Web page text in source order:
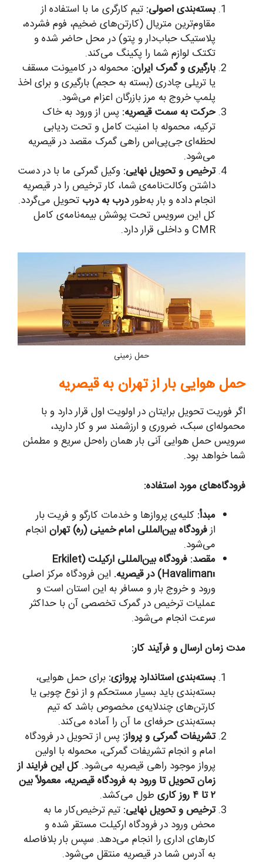
بسته‌بندی اصولی: تیم کارگری ما با استفاده از
مقاوم‌ترین متریال (کارتن‌های ضخیم، فوم فشرده،
پلاستیک حباب‌دار و پتو) در محل حاضر شده و
تکتک لوازم شما را پکینگ می‌کند.
بارگیری و گمرک ایران: محموله در کامیونت مسقف
یا تریلی چادری (بسته به حجم) بارگیری و برای اخذ
پلمپ خروج به مرز بازرگان اعزام می‌شود.
حرکت به سمت قیصریه: پس از ورود به خاک
ترکیه، محموله با امنیت کامل و تحت ردیابی
لحظه‌ای جی‌پی‌اس راهی گمرک مقصد در قیصریه
می‌شود.
ترخیص و تحویل نهایی: وکیل گمرکی ما با در دست
داشتن وکالت‌نامه‌ی شما، کار ترخیص را در قیصریه
انجام داده و بار به‌طوردرب به درب تحویل می‌گردد.
کل این سرویس تحت پوشش بیمه‌نامه‌ی کامل
CMR و داخلی قرار دارد.
حمل زمینی
حمل هوایی بار از تهران به قیصریه
اگر فوریت تحویل برایتان در اولویت اول قرار دارد و با
محموله‌ای سبک، ضروری و ارزشمند سر و کار دارید،
سرویس حمل هوایی آنی بار همان راه‌حل سریع و مطمئن
شما خواهد بود.
فرودگاه‌های مورد استفاده:
مبدأ: کلیه‌ی پروازها و خدمات کارگو و فریت بار
ازفرودگاه بین‌المللی امام خمینی (ره) تهرانانجام
می‌شود.
مقصد: فرودگاه بین‌المللی ارکیلت (Erkilet
Havalimanı) در قیصریه.
این فرودگاه مرکز اصلی
ورود و خروج بار و مسافر به این استان است و
عملیات ترخیص در گمرک تخصصی آن با حداکثر
سرعت انجام می‌شود.
مدت زمان ارسال و فرآیند کار:
بسته‌بندی استاندارد پروازی: برای حمل هوایی،
بسته‌بندی باید بسیار مستحکم و از نوع چوبی یا
کارتن‌های چندلایه‌ی مخصوص باشد که تیم
بسته‌بندی حرفه‌ای ما آن را آماده می‌کند.
تشریفات گمرکی و پرواز: پس از تحویل در فرودگاه
امام و انجام تشریفات گمرکی، محموله با اولین
پرواز موجود راهی قیصریه می‌شود. کل این فرایند از
زمان تحویل تا ورود به فرودگاه قیصریه، معمولاً بین
۲ تا ۴ روز کاری
طول می‌کشد.
ترخیص و تحویل نهایی: تیم ترخیص‌کار ما به
محض ورود در فرودگاه ارکیلت مستقر شده و
کارهای اداری را انجام می‌دهد. سپس بار بلافاصله
به آدرس شما در قیصریه منتقل می‌شود.